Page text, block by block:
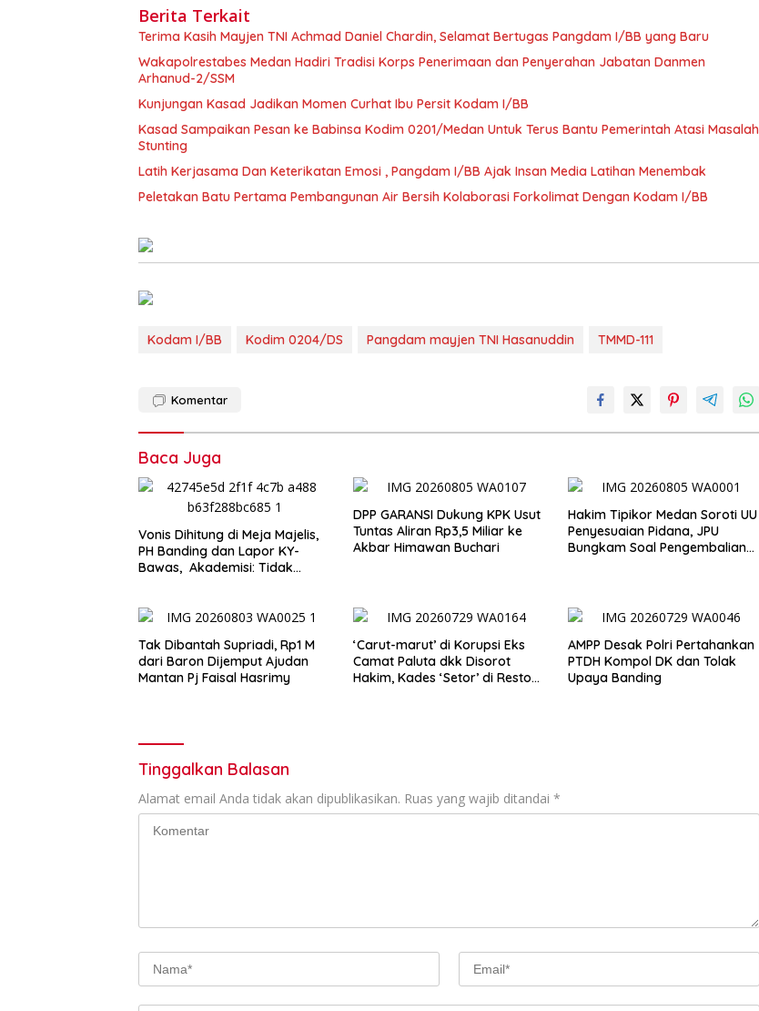
Berita Terkait
Terima Kasih Mayjen TNI Achmad Daniel Chardin, Selamat Bertugas Pangdam I/BB yang Baru
Wakapolrestabes Medan Hadiri Tradisi Korps Penerimaan dan Penyerahan Jabatan Danmen
Arhanud-2/SSM
Kunjungan Kasad Jadikan Momen Curhat Ibu Persit Kodam I/BB
Kasad Sampaikan Pesan ke Babinsa Kodim 0201/Medan Untuk Terus Bantu Pemerintah Atasi Masalah
Stunting
Latih Kerjasama Dan Keterikatan Emosi , Pangdam I/BB Ajak Insan Media Latihan Menembak
Peletakan Batu Pertama Pembangunan Air Bersih Kolaborasi Forkolimat Dengan Kodam I/BB
Kodam I/BB Kodim 0204/DS Pangdam mayjen TNI Hasanuddin TMMD-111
Komentar
Baca Juga
Vonis Dihitung di Meja Majelis,
PH Banding dan Lapor KY-
Bawas, Akademisi: Tidak
DPP GARANSI Dukung KPK Usut
Tuntas Aliran Rp3,5 Miliar ke
Akbar Himawan Buchari
Hakim Tipikor Medan Soroti UU
Penyesuaian Pidana, JPU
Bungkam Soal Pengembalian
Tak Dibantah Supriadi, Rp1 M
dari Baron Dijemput Ajudan
Mantan Pj Faisal Hasrimy
‘Carut-marut’ di Korupsi Eks
Camat Paluta dkk Disorot
Hakim, Kades ‘Setor’ di Resto
AMPP Desak Polri Pertahankan
PTDH Kompol DK dan Tolak
Upaya Banding
Tinggalkan Balasan
Alamat email Anda tidak akan dipublikasikan. Ruas yang wajib ditandai *